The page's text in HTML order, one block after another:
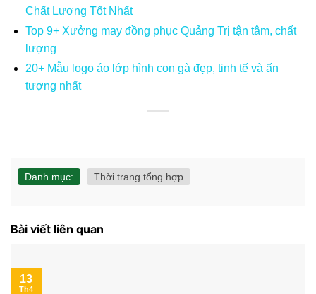
Chất Lượng Tốt Nhất
Top 9+ Xưởng may đồng phục Quảng Trị tận tâm, chất
lượng
20+ Mẫu logo áo lớp hình con gà đẹp, tinh tế và ấn
tượng nhất
Danh mục: Thời trang tổng hợp
Bài viết liên quan
13
Th4